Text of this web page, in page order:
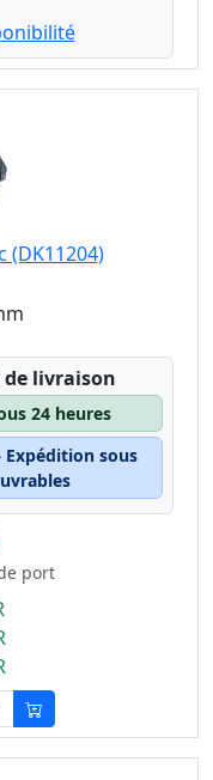
livraison
24 heures
sous
port